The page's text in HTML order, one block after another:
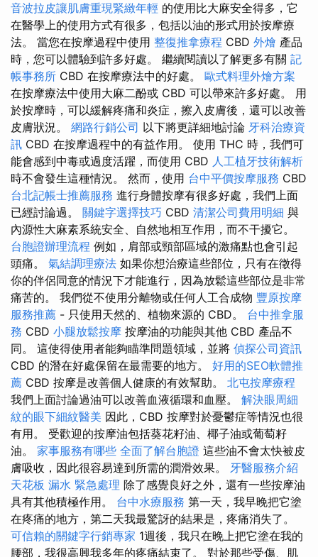
音波拉皮讓肌膚重現緊緻年輕 的使用比大麻安全得多，它
在醫學上的使用方式有很多，包括以油的形式用於按摩療
法。 當您在按摩過程中使用 整復推拿療程 CBD 外燴 產品
時，您可以體驗到許多好處。 繼續閱讀以了解更多有關 記
帳事務所 CBD 在按摩療法中的好處。 歐式料理外燴方案
在按摩療法中使用大麻二酚或 CBD 可以帶來許多好處。 用
於按摩時，可以緩解疼痛和炎症，擦入皮膚後，還可以改善
皮膚狀況。 網路行銷公司 以下將更詳細地討論 牙科治療資
訊 CBD 在按摩過程中的有益作用。 使用 THC 時，我們可
能會感到中毒或過度活躍，而使用 CBD 人工植牙技術解析
時不會發生這種情況。 然而，使用 台中平價按摩服務 CBD
台北記帳士推薦服務 進行身體按摩有很多好處，我們上面
已經討論過。 關鍵字選擇技巧 CBD 清潔公司費用明細 與
內源性大麻素系統安全、自然地相互作用，而不干擾它。
台胞證辦理流程 例如，肩部或頸部區域的激痛點也會引起
頭痛。 氣結調理療法 如果你想治療這些部位，只有在徵得
你的伴侶同意的情況下才能進行，因為放鬆這些部位是非常
痛苦的。 我們從不使用分離物或任何人工合成物 豐原按摩
服務推薦 - 只使用天然的、植物來源的 CBD。 台中推拿服
務 CBD 小腿放鬆按摩 按摩油的功能與其他 CBD 產品不
同。 這使得使用者能夠瞄準問題領域，並將 偵探公司資訊
CBD 的潛在好處保留在最需要的地方。 好用的SEO軟體推
薦 CBD 按摩是改善個人健康的有效幫助。 北屯按摩療程
我們上面討論過油可以改善血液循環和血壓。 解決眼周細
紋的眼下細紋醫美 因此，CBD 按摩對於憂鬱症等情況也很
有用。 受歡迎的按摩油包括葵花籽油、椰子油或葡萄籽
油。 家事服務有哪些 全面了解台胞證 這些油不會太快被皮
膚吸收，因此很容易達到所需的潤滑效果。 牙醫服務介紹
天花板 漏水 緊急處理 除了感覺良好之外，還有一些按摩油
具有其他積極作用。 台中水療服務 第一天，我早晚把它塗
在疼痛的地方，第二天我最驚訝的結果是，疼痛消失了。
可信賴的關鍵字行銷專家 1週後，我只在晚上把它塗在我的
腰部，我很高興我多年的疼痛結束了。 對於那些受傷、肌